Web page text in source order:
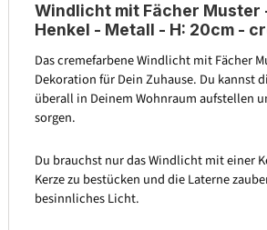
Windlicht mit Fächer Muster
Henkel - Metall - H: 20cm -
Das cremefarbene Windlicht mit Fächer
Dekoration für Dein Zuhause. Du kannst
überall in Deinem Wohnraum aufstellen
sorgen.
Du brauchst nur das Windlicht mit einer
Kerze zu bestücken und die Laterne
besinnliches Licht.